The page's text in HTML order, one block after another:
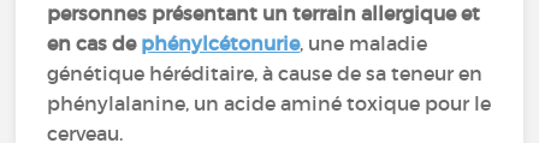
personnes présentant un terrain allergique et
en cas de phénylcétonurie, une maladie
génétique héréditaire, à cause de sa teneur en
phénylalanine, un acide aminé toxique pour le
cerveau.